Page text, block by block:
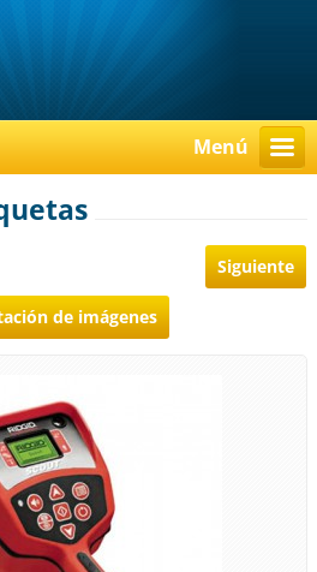
Menú
Siguiente
de imágenes